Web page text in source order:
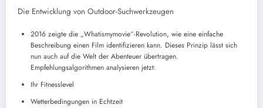
Die Entwicklung von Outdoor-Suchwerkzeugen
2016 zeigte die „Whatismymovie“-Revolution, wie eine einfache
Beschreibung einen Film identifizieren kann. Dieses Prinzip lässt sich
nun auch auf die Welt der Abenteuer übertragen.
Empfehlungsalgorithmen analysieren jetzt:
Ihr Fitnesslevel
Wetterbedingungen in Echtzeit